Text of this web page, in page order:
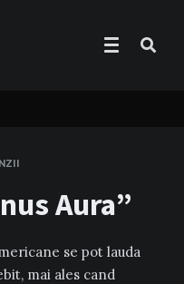
Aura”
se pot lauda
mai ales cand